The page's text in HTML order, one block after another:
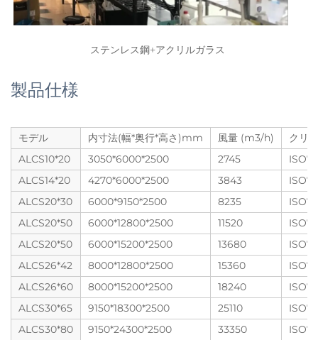
ステンレス鋼+アクリルガラス
製品仕様
モデル 内寸法(幅*奥行*高さ)mm 風量 (m3/h)
クリ
ALCS10*20
3050*6000*2500 2745
ISO7
ALCS14*20
4270*6000*2500 3843
ISO7
ALCS20*30
6000*9150*2500 8235
ISO7
ALCS20*50
6000*12800*2500 11520
ISO7
ALCS20*50
6000*15200*2500 13680
ISO7
ALCS26*42
8000*12800*2500 15360
ISO7
ALCS26*60
8000*15200*2500 18240
ISO7
ALCS30*65
9150*18300*2500 25110
ISO7
ALCS30*80
9150*24300*2500 33350 ISO7